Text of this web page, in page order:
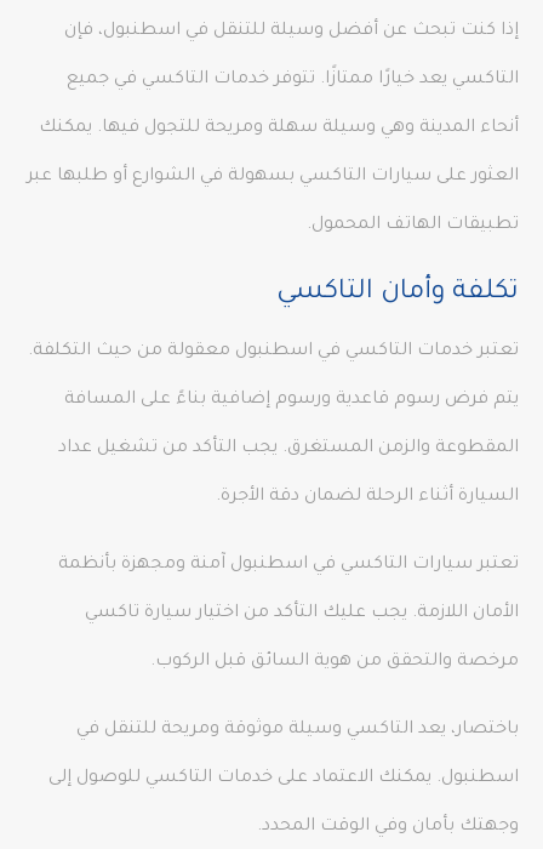
إذا كنت تبحث عن أفضل وسيلة للتنقل في اسطنبول، فإن
التاكسي يعد خيارًا ممتازًا. تتوفر خدمات التاكسي في جميع
أنحاء المدينة وهي وسيلة سهلة ومريحة للتجول فيها. يمكنك
العثور على سيارات التاكسي بسهولة في الشوارع أو طلبها عبر
تطبيقات الهاتف المحمول.
تكلفة وأمان التاكسي
تعتبر خدمات التاكسي في اسطنبول معقولة من حيث التكلفة.
يتم فرض رسوم قاعدية ورسوم إضافية بناءً على المسافة
المقطوعة والزمن المستغرق. يجب التأكد من تشغيل عداد
السيارة أثناء الرحلة لضمان دقة الأجرة.
تعتبر سيارات التاكسي في اسطنبول آمنة ومجهزة بأنظمة
الأمان اللازمة. يجب عليك التأكد من اختيار سيارة تاكسي
مرخصة والتحقق من هوية السائق قبل الركوب.
باختصار، يعد التاكسي وسيلة موثوقة ومريحة للتنقل في
اسطنبول. يمكنك الاعتماد على خدمات التاكسي للوصول إلى
وجهتك بأمان وفي الوقت المحدد.